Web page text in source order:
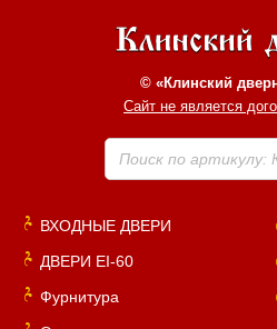
© «Клинский
Сайт не является
Поиск по артикулу:
ВХОДНЫЕ ДВЕРИ
ДВЕРИ EI-60
Фурнитура